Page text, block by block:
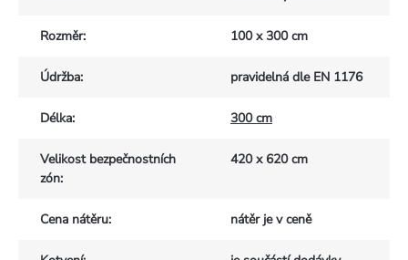
Rozměr: 100 x 300 cm
Údržba: pravidelná dle EN 1176
Délka: 300 cm
Velikost bezpečnostních
zón:
420 x 620 cm
Cena nátěru: nátěr je v ceně